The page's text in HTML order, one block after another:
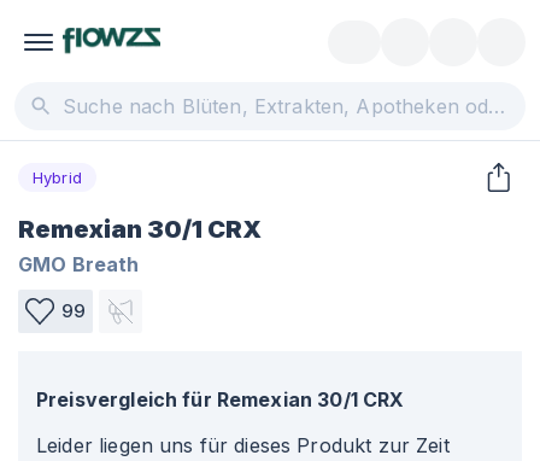
Hybrid
Remexian 30/1 CRX
GMO Breath
99
Preisvergleich für Remexian 30/1 CRX
Leider liegen uns für dieses Produkt zur Zeit